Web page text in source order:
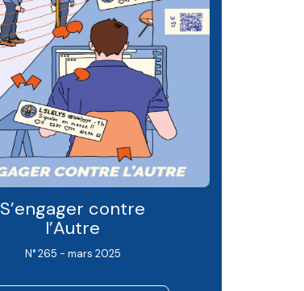
S’engager contre
l’Autre
N° 265 - mars 2025